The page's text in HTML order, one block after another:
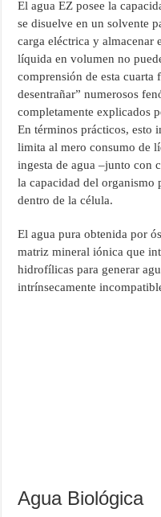
El agua EZ posee la
se disuelve en un solvente
carga eléctrica y almacenar
líquida en volumen no
comprensión de esta cuarta
desentrañar” numerosos
completamente explicados
En términos prácticos, esto
limita al mero consumo de
ingesta de agua –junto con
la capacidad del organismo
dentro de la célula.
El agua pura obtenida por
matriz mineral iónica que
hidrofílicas para generar
intrínsecamente
Agua Biológica